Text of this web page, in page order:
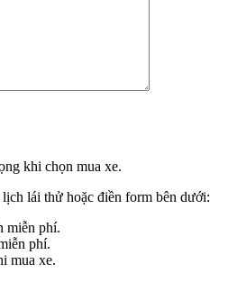
khi chọn mua xe.
lịch lái thử hoặc điền form bên dưới:
miễn phí.
phí.
mua xe.